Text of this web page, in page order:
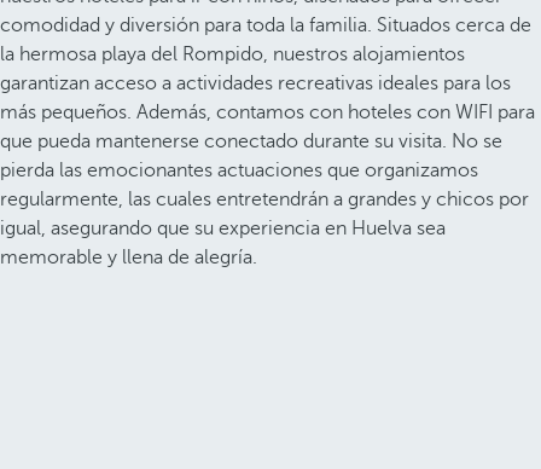
comodidad y diversión para toda la familia. Situados cerca de
la hermosa playa del Rompido, nuestros alojamientos
garantizan acceso a actividades recreativas ideales para los
más pequeños. Además, contamos con hoteles con WIFI para
que pueda mantenerse conectado durante su visita. No se
pierda las emocionantes actuaciones que organizamos
regularmente, las cuales entretendrán a grandes y chicos por
igual, asegurando que su experiencia en Huelva sea
memorable y llena de alegría.